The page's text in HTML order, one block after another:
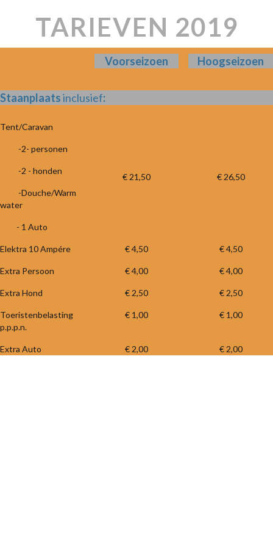
TARIEVEN 2019
-2 - honden
-Douche/Warm
water
Elektra 10 Ampére
Extra Persoon
Extra Hond
Toeristenbelasting
p.p.p.n.
Extra Auto
-2- personen
Tent/Caravan
Staanplaatsinclusief:
€ 21,50
€ 4,50
€ 4,00
€ 2,50
€ 1,00
€ 2,00
€ 26,50
€ 4,50
€ 4,00
€ 2,50
€ 2,00
€ 1,00
Hoogseizoen
Voorseizoen
- 1 Auto